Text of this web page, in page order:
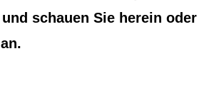
schauen Sie herein oder